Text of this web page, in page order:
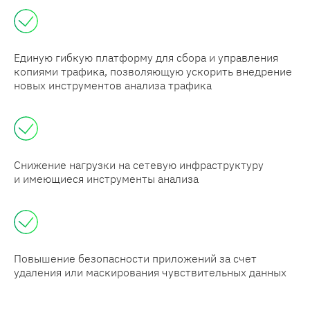
Единую гибкую платформу для сбора и управления
копиями трафика, позволяющую ускорить внедрение
новых инструментов анализа трафика
Снижение нагрузки на сетевую инфраструктуру
и имеющиеся инструменты анализа
Повышение безопасности приложений за счет
удаления или маскирования чувствительных данных